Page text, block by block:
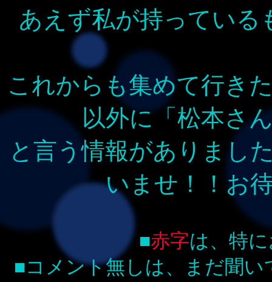
あえず私が持ってい
これからも集めて行き
以外に「松本さ
と言う情報がありまし
いませ！！お
■赤字は、特
■コメント無しは、まだ聞